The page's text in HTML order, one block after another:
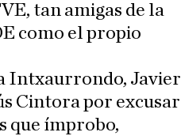
tan amigas de la
como el propio
Intxaurrondo, Javier
Cintora por excusar
que ímprobo,